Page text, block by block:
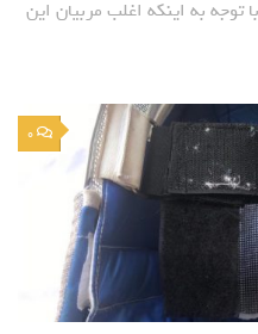
به اینکه اغلب مربیان این
0